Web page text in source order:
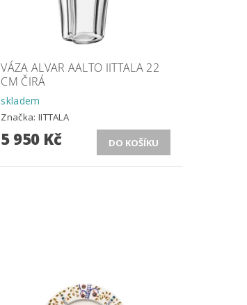
VÁZA ALVAR AALTO IITTALA 22
CM ČIRÁ
skladem
Značka: IITTALA
5 950 Kč